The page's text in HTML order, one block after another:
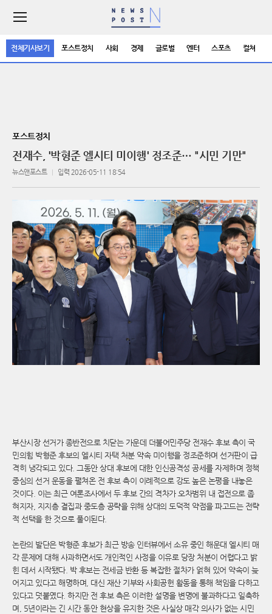
전체기사보기 포스트정치 사회 경제 글로벌 엔터 스포츠 컬쳐
주
서
비
포스트정치
전재수, '박형준 엘시티 미이행' 정조준… "시민 기만"
뉴스앤포스트 입력 2026-05-11 18:54
부산시장 선거가 종반전으로 치닫는 가운데 더불어민주당 전재수 후보 측이 국
민의힘 박형준 후보의 엘시티 자택 처분 약속 미이행을 정조준하며 선거판이 급
격히 냉각되고 있다. 그동안 상대 후보에 대한 인신공격성 공세를 자제하며 정책
중심의 선거 운동을 펼쳐온 전 후보 측이 이례적으로 강도 높은 논평을 내놓은
것이다. 이는 최근 여론조사에서 두 후보 간의 격차가 오차범위 내 접전으로 좁
혀지자, 지지층 결집과 중도층 공략을 위해 상대의 도덕적 약점을 파고드는 전략
적 선택을 한 것으로 풀이된다.
논란의 발단은 박형준 후보가 최근 방송 인터뷰에서 소유 중인 해운대 엘시티 매
각 문제에 대해 사과하면서도 개인적인 사정을 이유로 당장 처분이 어렵다고 밝
힌 데서 시작됐다. 박 후보는 전세금 반환 등 복잡한 절차가 얽혀 있어 약속이 늦
어지고 있다고 해명하며, 대신 재산 기부와 사회공헌 활동을 통해 책임을 다하고
있다고 덧붙였다. 하지만 전 후보 측은 이러한 설명을 변명에 불과하다고 일축하
며, 5년이라는 긴 시간 동안 현상을 유지한 것은 사실상 매각 의사가 없는 시민